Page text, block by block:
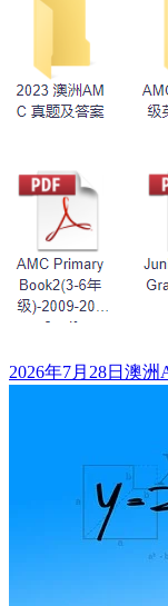
发
2026年7月28日 标
澳洲